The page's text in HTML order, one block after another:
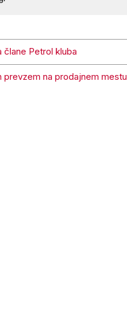
člane Petrol kluba
Petrol kluba
prevzem na prodajnem mestu
na prodajnem mestu